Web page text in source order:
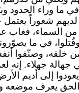
في ما وراء
لديهم شعوراً يعتمل
من السماء، فغاب
في ما
خلقه، وصنّفوا
في جهالة جهلاء.
إلى أديم
الحق يعرف موضعه